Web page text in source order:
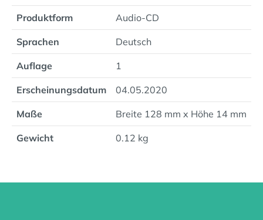
Produktform Audio-CD
Sprachen Deutsch
Auflage 1
Erscheinungsdatum 04.05.2020
Maße Breite 128 mm x Höhe 14 mm
Gewicht 0.12 kg